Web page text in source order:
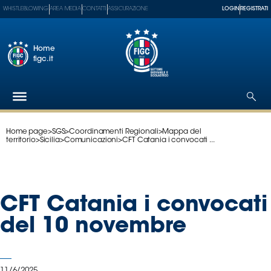
Federazione
SGS
Paralimpico
Serie
WHISTLEBLOWING AREA MEDIA CONTATTI ASSICURAZIONE LOGIN REGISTRATI
Home
figc.it
Home page>SGS>Coordinamenti Regionali>Mappa del
territorio>Sicilia>Comunicazioni>CFT Catania i convocati ...
CFT Catania i convocati
del 10 novembre